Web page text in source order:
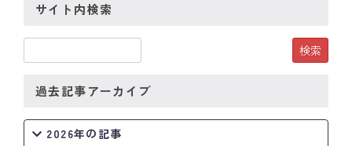
歴代会長・幹事
案内
サイト内検索
過去記事アーカイブ
2026年の記事